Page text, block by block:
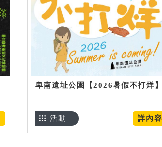
卑南遺址公園【2026暑假不打烊】
詳內容
活動